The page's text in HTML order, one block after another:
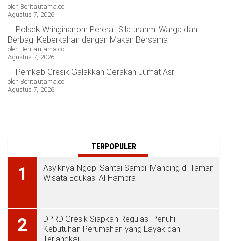
oleh Beritautama.co
Agustus 7, 2026
Polsek Wringinanom Pererat Silaturahmi Warga dan
Berbagi Keberkahan dengan Makan Bersama
oleh Beritautama.co
Agustus 7, 2026
Pemkab Gresik Galakkan Gerakan Jumat Asri
oleh Beritautama.co
Agustus 7, 2026
TERPOPULER
1
Asyiknya Ngopi Santai Sambil Mancing di Taman
Wisata Edukasi Al-Hambra
2
DPRD Gresik Siapkan Regulasi Penuhi
Kebutuhan Perumahan yang Layak dan